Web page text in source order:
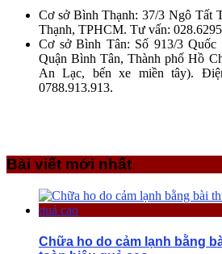
Cơ sở Bình Thạnh: 37/3 Ngô Tất
Thạnh, TPHCM. Tư vấn:
Cơ sở Bình Tân: Số 913/3
Quận Bình Tân, Thành phố Hồ
An Lạc, bến xe miền tây).
0788.913.913.
Bài viết mới nhất
Chữa ho do cảm lạnh bằng